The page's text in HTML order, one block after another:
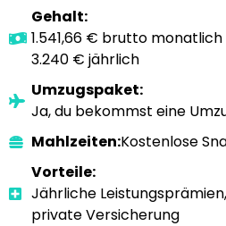
Gehalt:
1.541,66 € brutto
3.240 € jährlich
Umzugspaket:
Ja, du bekommst eine
Mahlzeiten:Kostenlose
Vorteile:
Jährliche
private Versicherung